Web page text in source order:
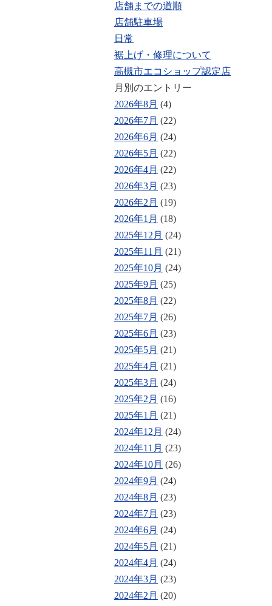
店舗までの道順
店舗駐車場
日常
裾上げ・修理について
高槻市エコショップ認定店
月別のエントリー
2026年8月 (4)
2026年7月 (22)
2026年6月 (24)
2026年5月 (22)
2026年4月 (22)
2026年3月 (23)
2026年2月 (19)
2026年1月 (18)
2025年12月 (24)
2025年11月 (21)
2025年10月 (24)
2025年9月 (25)
2025年8月 (22)
2025年7月 (26)
2025年6月 (23)
2025年5月 (21)
2025年4月 (21)
2025年3月 (24)
2025年2月 (16)
2025年1月 (21)
2024年12月 (24)
2024年11月 (23)
2024年10月 (26)
2024年9月 (24)
2024年8月 (23)
2024年7月 (23)
2024年6月 (24)
2024年5月 (21)
2024年4月 (24)
2024年3月 (23)
2024年2月 (20)